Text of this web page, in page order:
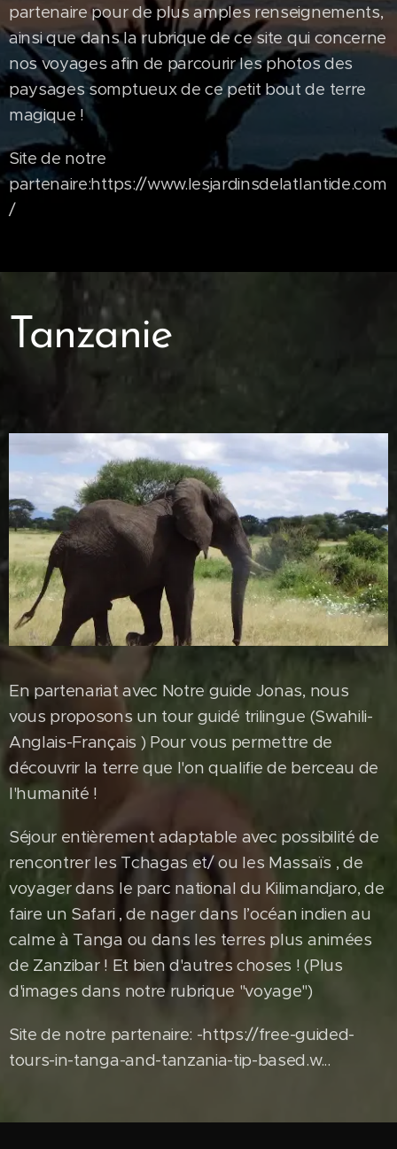
partenaire pour de plus amples renseignements,
ainsi que dans la rubrique de ce site qui concerne
nos voyages afin de parcourir les photos des
paysages somptueux de ce petit bout de terre
magique !
Site de notre
partenaire:https://www.lesjardinsdelatlantide.com
/
Tanzanie
En partenariat avec Notre guide Jonas, nous
vous proposons un tour guidé trilingue (Swahili-
Anglais-Français ) Pour vous permettre de
découvrir la terre que l'on qualifie de berceau de
l'humanité !
Séjour entièrement adaptable avec possibilité de
rencontrer les Tchagas et/ ou les Massaïs , de
voyager dans le parc national du Kilimandjaro, de
faire un Safari , de nager dans l’océan indien au
calme à Tanga ou dans les terres plus animées
de Zanzibar ! Et bien d'autres choses ! (Plus
d'images dans notre rubrique "voyage")
Site de notre partenaire: -https://free-guided-
tours-in-tanga-and-tanzania-tip-based.w...